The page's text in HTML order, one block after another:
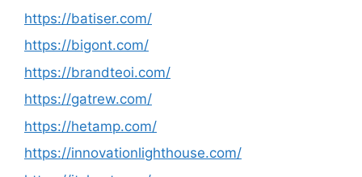
https://batiser.com/
https://bigont.com/
https://brandteoi.com/
https://gatrew.com/
https://hetamp.com/
https://innovationlighthouse.com/